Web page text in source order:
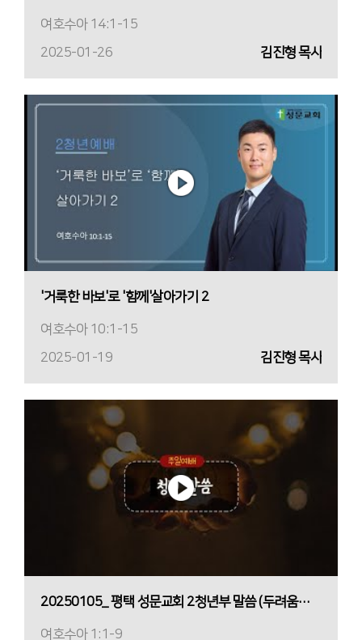
여호수아 14:1-15
2025-01-26
김진형 목사
'거룩한 바보'로 '함께'살아가기 2
여호수아 10:1-15
2025-01-19
김진형 목사
20250105_ 평택 성문교회 2청년부 말씀 (두려움을 딛고 일어나는 용기) (김진형 목사)
여호수아 1:1-9